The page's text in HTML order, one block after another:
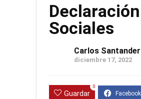
Sociales
Carlos Santander
diciembre 17, 2022
Guardar
0